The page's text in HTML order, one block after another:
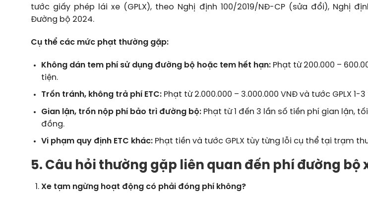
tước giấy phép lái xe (GPLX), theo Nghị định 100/2019/NĐ-CP (sửa đổi), Nghị
Đường bộ 2024.
Cụ thể các mức phạt thường gặp:
Không dán tem phí sử dụng đường bộ hoặc tem hết hạn:Phạt từ 200.000 –
tiện.
Trốn tránh, không trả phí ETC:Phạt từ 2.000.000 – 3.000.000 VNĐ và tước GPLX 1-
Gian lận, trốn nộp phí bảo trì đường bộ:Phạt từ 1 đến 3 lần số tiền phí gian lận,
đồng.
Vi phạm quy định ETC khác:Phạt tiền và tước GPLX tùy từng lỗi cụ thể tại trạm
5. Câu hỏi thường gặp liên quan đến phí đường bộ
Xe tạm ngừng hoạt động có phải đóng phí không?